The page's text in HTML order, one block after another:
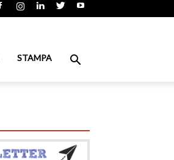
STAMPA